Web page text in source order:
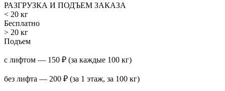
РАЗГРУЗКА И ПОДЪЕМ ЗАКАЗА
< 20 кг
Бесплатно
> 20 кг
Подъем
с лифтом — 150 ₽ (за каждые 100 кг)
без лифта — 200 ₽ (за 1 этаж, за 100 кг)